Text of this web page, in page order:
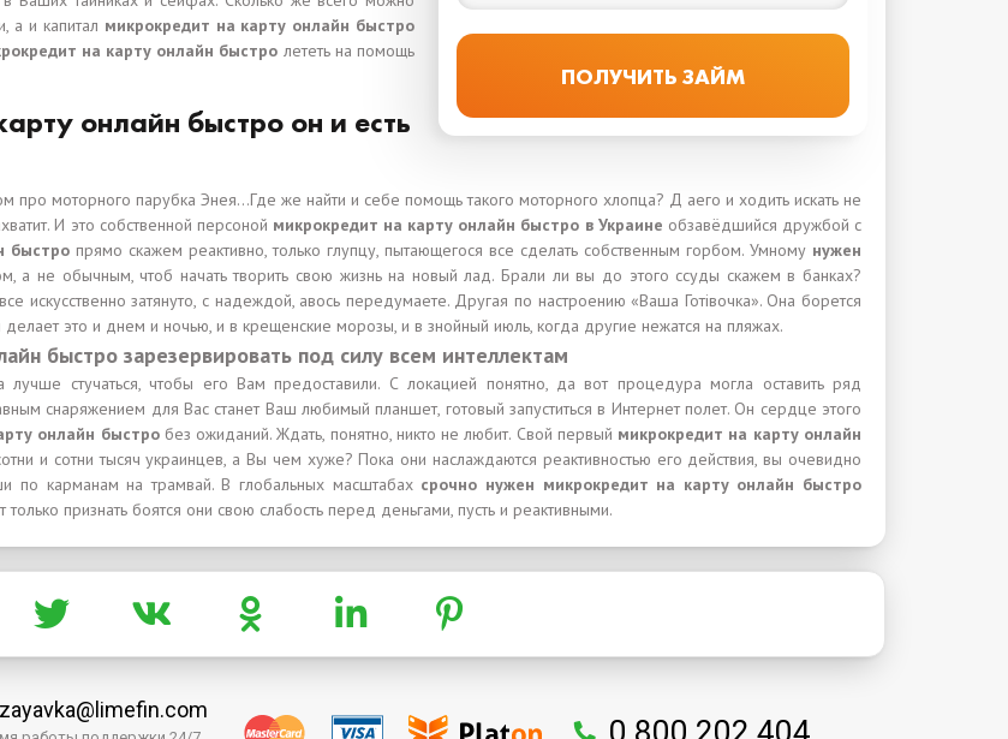
а и капитал микрокредит на карту онлайн быстро
на карту онлайн быстро лететь на помощь
онлайн быстро он и есть
про моторного парубка Энея…Где же найти и себе помощь такого моторного хлопца? Д аего и ходить искать не
И это собственной персоной микрокредит на карту онлайн быстро в Украине обзавёдшийся дружбой с
быстро прямо скажем реактивно, только глупцу, пытающегося все сделать собственным горбом. Умному нужен
а не обычным, чтоб начать творить свою жизнь на новый лад. Брали ли вы до этого ссуды скажем в банках?
искусственно затянуто, с надеждой, авось передумаете. Другая по настроению «Ваша Готівочка». Она борется
это и днем и ночью, и в крещенские морозы, и в знойный июль, когда другие нежатся на пляжах.
быстро зарезервировать под силу всем интеллектам
стучаться, чтобы его Вам предоставили. С локацией понятно, да вот процедура могла оставить ряд
снаряжением для Вас станет Ваш любимый планшет, готовый запуститься в Интернет полет. Он сердце этого
онлайн быстробез ожиданий. Ждать, понятно, никто не любит. Свой первый микрокредит на карту онлайн
и сотни тысяч украинцев, а Вы чем хуже? Пока они наслаждаются реактивностью его действия, вы очевидно
карманам на трамвай. В глобальных масштабах срочно нужен микрокредит на карту онлайн быстро
признать боятся они свою слабость перед деньгами, пусть и реактивными.
zayavka@limefin.com
0 800 202 404